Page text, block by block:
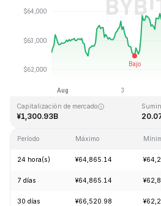
Última actualización: 2026-08-07, 14:21 GMT+0
¥126,080.00
Capitalización de mercado
¥1,300.93B
Período Máximo
24 hora(s) ¥64,865.14
7 días ¥64,865.14
30 días ¥66,520.98